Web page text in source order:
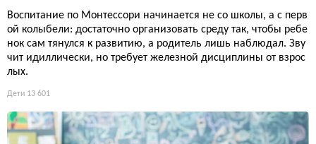
Воспитание по Монтессори начинается не со школы, а с перв
ой колыбели: достаточно организовать среду так, чтобы ребе
нок сам тянулся к развитию, а родитель лишь наблюдал. Зву
чит идиллически, но требует железной дисциплины от взрос
лых.
Дети 13 601